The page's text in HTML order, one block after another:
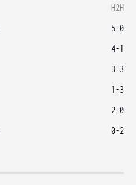
H2H
5-0
4-1
3-3
1-3
2-0
0-2